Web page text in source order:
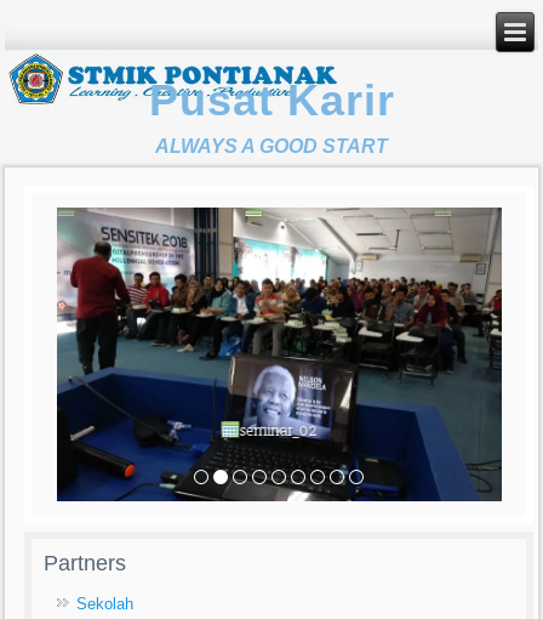
Pusat Karir
ALWAYS A GOOD START
seminar_02
Partners
Sekolah